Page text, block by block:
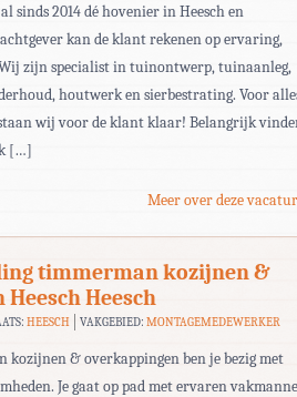
sinds 2014 dé hovenier in Heesch en
kan de klant rekenen op ervaring,
zijn specialist in tuinontwerp, tuinaanleg,
houtwerk en sierbestrating. Voor
wij voor de klant klaar! Belangrijk
[…]
Meer over deze
timmerman kozijnen &
Heesch
HEESCH VAKGEBIED:MONTAGEMEDEWERKER
kozijnen & overkappingen ben je bezig met
Je gaat op pad met ervaren